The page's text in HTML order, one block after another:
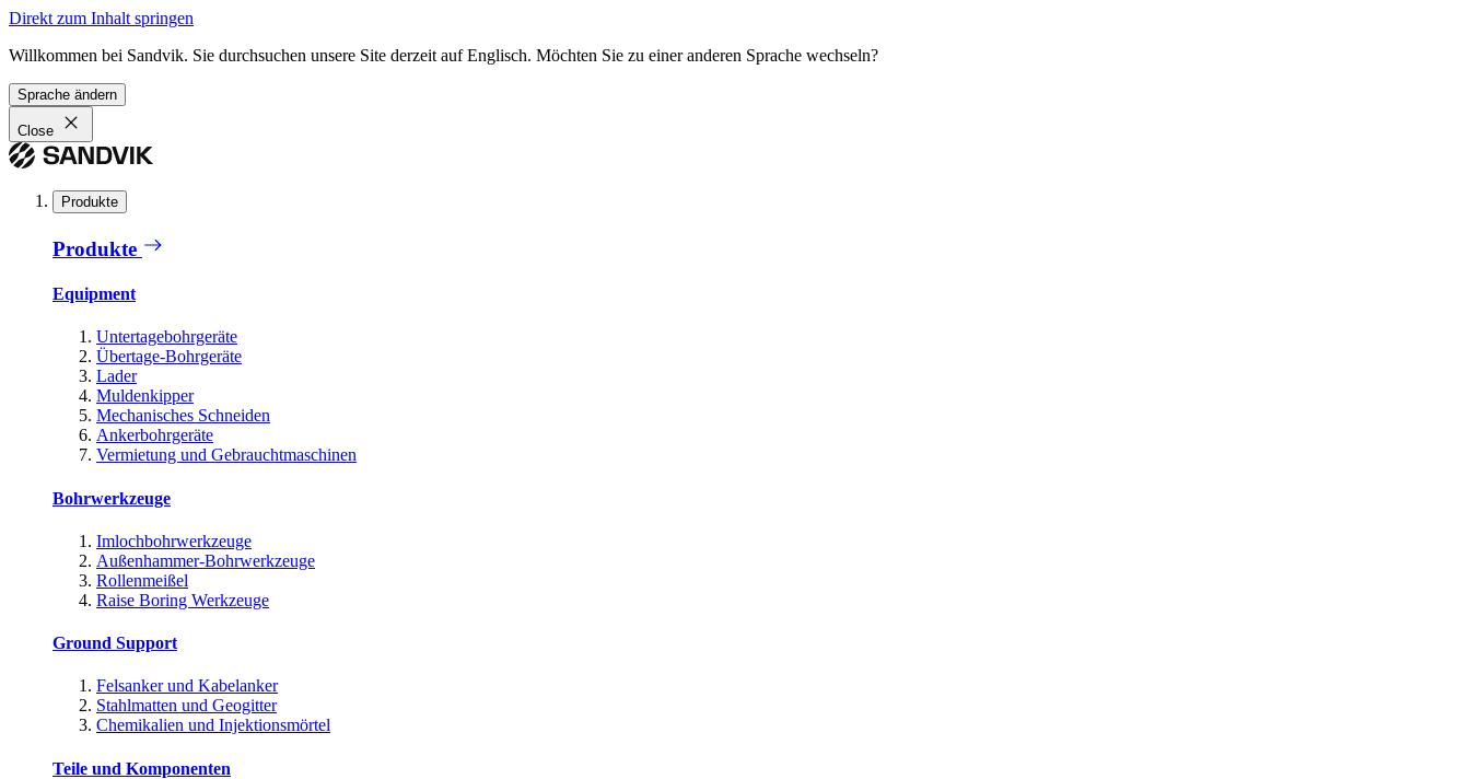
Direkt zum Inhalt springen
Willkommen bei Sandvik. Sie durchsuchen unsere Site derzeit auf Englisch. Möchten Sie zu einer anderen Sprache wechseln?
Sprache ändern
Close
Produkte
Produkte
Equipment
Untertagebohrgeräte
Übertage-Bohrgeräte
Lader
Muldenkipper
Mechanisches Schneiden
Ankerbohrgeräte
Vermietung und Gebrauchtmaschinen
Bohrwerkzeuge
Imlochbohrwerkzeuge
Außenhammer-Bohrwerkzeuge
Rollenmeißel
Raise Boring Werkzeuge
Ground Support
Felsanker und Kabelanker
Stahlmatten und Geogitter
Chemikalien und Injektionsmörtel
Teile und Komponenten